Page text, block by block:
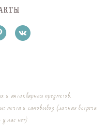
и антикварных предметов.
почта и самовывоз (личная встреча
нас нет)